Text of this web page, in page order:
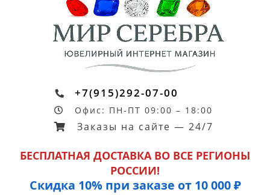
+7(915)292-07-00
Офис: ПН-ПТ 09:00 – 18:00
Заказы на сайте — 24/7
БЕСПЛАТНАЯ ДОСТАВКА ВО ВСЕ РЕГИОНЫ
РОССИИ!
Скидка 10% при заказе от 10 000 ₽